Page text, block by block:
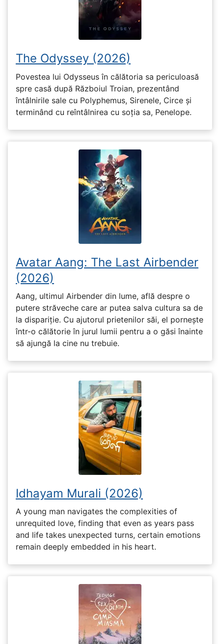
The Odyssey (2026)
Povestea lui Odysseus în călătoria sa periculoasă
spre casă după Războiul Troian, prezentând
întâlnirile sale cu Polyphemus, Sirenele, Circe și
terminând cu reîntâlnirea cu soția sa, Penelope.
Avatar Aang: The Last Airbender
(2026)
Aang, ultimul Airbender din lume, află despre o
putere străveche care ar putea salva cultura sa de
la dispariție. Cu ajutorul prietenilor săi, el pornește
într-o călătorie în jurul lumii pentru a o găsi înainte
să ajungă la cine nu trebuie.
Idhayam Murali (2026)
A young man navigates the complexities of
unrequited love, finding that even as years pass
and life takes unexpected turns, certain emotions
remain deeply embedded in his heart.